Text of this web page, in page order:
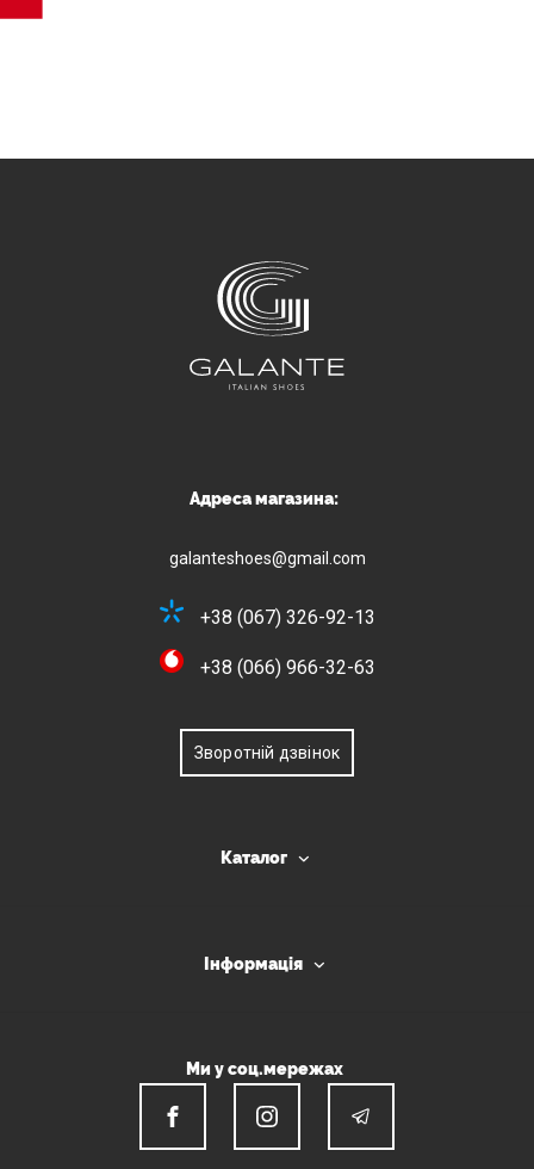
Адреса магазина:
galanteshoes@gmail.com
+38 (067) 326-92-13
+38 (066) 966-32-63
Зворотній дзвінок
Каталог
Інформація
Ми у соц.мережах